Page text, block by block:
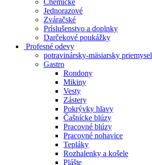
Chemické
Jednorazové
Zváračské
Príslušenstvo a doplnky
Darčekové poukážky
Profesné odevy
potravinársky-mäsiarsky priemysel
Gastro
Rondony
Mikiny
Vesty
Zástery
Pokrývky hlavy
Čašnícke blúzy
Pracovné blúzy
Pracovné nohavice
Tepláky
Rozhalenky a košele
Plášte